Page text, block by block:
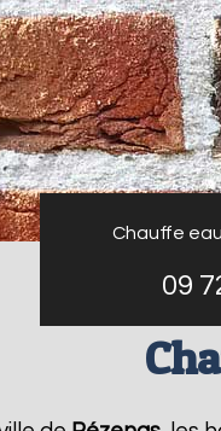
Chauffe
09